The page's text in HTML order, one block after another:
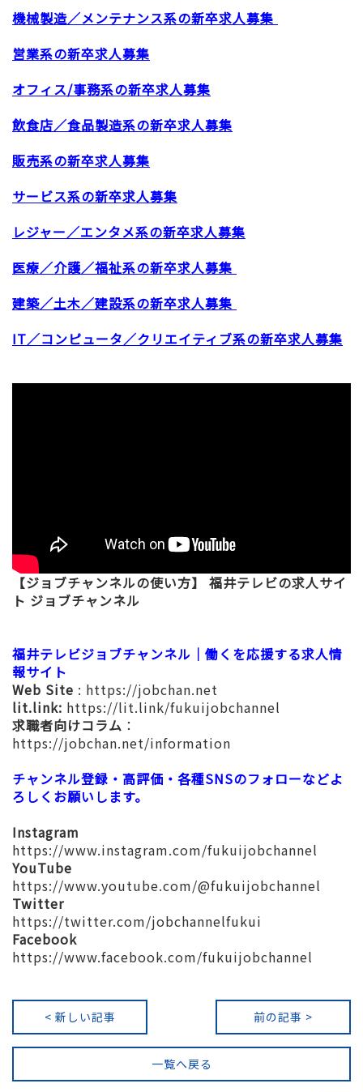
機械製造／メンテナンス系の新卒求人募集
営業系の新卒求人募集
オフィス/事務系の新卒求人募集
飲食店／食品製造系の新卒求人募集
販売系の新卒求人募集
サービス系の新卒求人募集
レジャー／エンタメ系の新卒求人募集
医療／介護／福祉系の新卒求人募集
建築／土木／建設系の新卒求人募集
IT／コンピュータ／クリエイティブ系の新卒求人募集
【ジョブチャンネルの使い方】 福井テレビの求人サイ
ト ジョブチャンネル
福井テレビジョブチャンネル｜働くを応援する求人情
報サイト
Web Site : https://jobchan.net
lit.link: https://lit.link/fukuijobchannel
求職者向けコラム ：
https://jobchan.net/information
チャンネル登録・高評価・各種SNSのフォローなどよ
ろしくお願いします。
Instagram
https://www.instagram.com/fukuijobchannel
YouTube
https://www.youtube.com/@fukuijobchannel
Twitter
https://twitter.com/jobchannelfukui
Facebook
https://www.facebook.com/fukuijobchannel
< 新しい記事 前の記事 >
一覧へ戻る